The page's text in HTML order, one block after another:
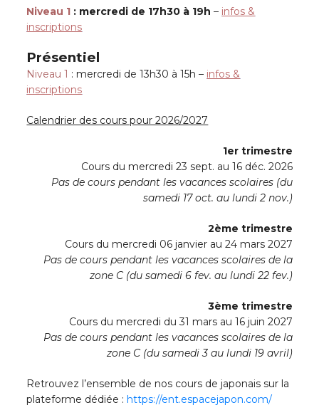
Niveau 1 : mercredi de 17h30 à 19h– infos &
inscriptions
Présentiel
Niveau 1 : mercredi de 13h30 à 15h – infos &
inscriptions
Calendrier des cours pour 2026/2027
1er trimestre
Cours du mercredi 23 sept. au 16 déc. 2026
Pas de cours pendant les vacances scolaires (du
samedi 17 oct. au lundi 2 nov.)
2ème trimestre
Cours du mercredi 06 janvier au 24 mars 2027
Pas de cours pendant les vacances scolaires de la
zone C (du samedi 6 fev. au lundi 22 fev.)
3ème trimestre
Cours du mercredi du 31 mars au 16 juin 2027
Pas de cours pendant les vacances scolaires de la
zone C (du samedi 3 au lundi 19 avril)
Retrouvez l’ensemble de nos cours de japonais sur la
plateforme dédiée :https://ent.espacejapon.com/